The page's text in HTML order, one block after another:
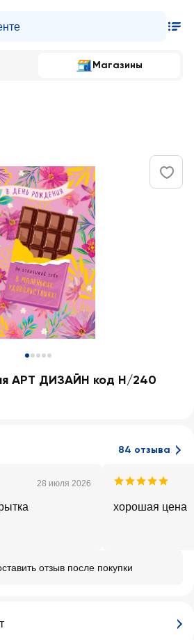
Магазины
АРТ ДИЗАЙН код Н/240
84 отзыва
28 июля 2026
хорошая цена
отзыв после покупки